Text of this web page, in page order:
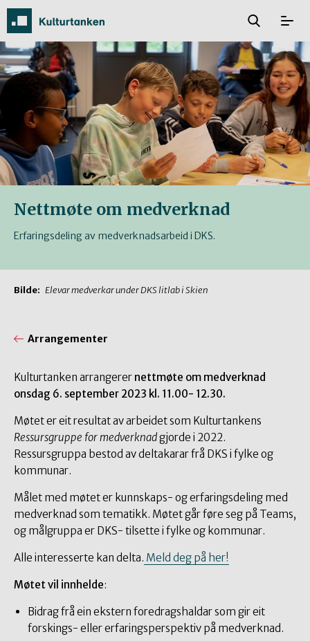
Nettmøte om medverknad
Erfaringsdeling av medverknadsarbeid i DKS.
Bilde: Elevar medverkar under DKS litlab i Skien
Arrangementer
Kulturtanken arrangerer nettmøte om medverknad
onsdag 6. september 2023 kl. 11.00- 12.30.
Møtet er eit resultat av arbeidet som Kulturtankens
Ressursgruppe for medverknadgjorde i 2022.
Ressursgruppa bestod av deltakarar frå DKS i fylke og
kommunar.
Målet med møtet er kunnskaps- og erfaringsdeling med
medverknad som tematikk. Møtet går føre seg på Teams,
og målgruppa er DKS- tilsette i fylke og kommunar.
Alle interesserte kan delta. Meld deg på her!
Møtet vil innhelde:
Bidrag frå ein ekstern foredragshaldar som gir eit
forskings- eller erfaringsperspektiv på medverknad.